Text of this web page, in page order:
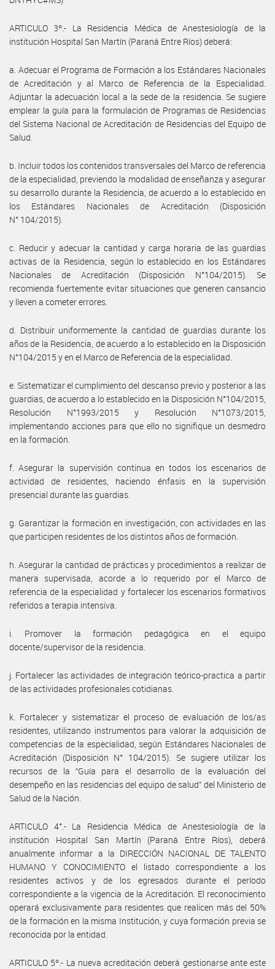
ARTICULO 3º.- La Residencia Médica de Anestesiología de la
institución Hospital San Martín (Paraná Entre Ríos) deberá:
a. Adecuar el Programa de Formación a los Estándares Nacionales
de Acreditación y al Marco de Referencia de la Especialidad.
Adjuntar la adecuación local a la sede de la residencia. Se sugiere
emplear la guía para la formulación de Programas de Residencias
del Sistema Nacional de Acreditación de Residencias del Equipo de
Salud.
b. Incluir todos los contenidos transversales del Marco de referencia
de la especialidad, previendo la modalidad de enseñanza y asegurar
su desarrollo durante la Residencia, de acuerdo a lo establecido en
los Estándares Nacionales de Acreditación (Disposición
N° 104/2015).
c. Reducir y adecuar la cantidad y carga horaria de las guardias
activas de la Residencia, según lo establecido en los Estándares
Nacionales de Acreditación (Disposición N°104/2015). Se
recomienda fuertemente evitar situaciones que generen cansancio
y lleven a cometer errores.
d. Distribuir uniformemente la cantidad de guardias durante los
años de la Residencia, de acuerdo a lo establecido en la Disposición
N°104/2015 y en el Marco de Referencia de la especialidad.
e. Sistematizar el cumplimiento del descanso previo y posterior a las
guardias, de acuerdo a lo establecido en la Disposición N°104/2015,
Resolución N°1993/2015 y Resolución N°1073/2015,
implementando acciones para que ello no signifique un desmedro
en la formación.
f. Asegurar la supervisión continua en todos los escenarios de
actividad de residentes, haciendo énfasis en la supervisión
presencial durante las guardias.
g. Garantizar la formación en investigación, con actividades en las
que participen residentes de los distintos años de formación.
h. Asegurar la cantidad de prácticas y procedimientos a realizar de
manera supervisada, acorde a lo requerido por el Marco de
referencia de la especialidad y fortalecer los escenarios formativos
referidos a terapia intensiva.
i. Promover la formación pedagógica en el equipo
docente/supervisor de la residencia.
j. Fortalecer las actividades de integración teórico-practica a partir
de las actividades profesionales cotidianas.
k. Fortalecer y sistematizar el proceso de evaluación de los/as
residentes, utilizando instrumentos para valorar la adquisición de
competencias de la especialidad, según Estándares Nacionales de
Acreditación (Disposición N° 104/2015). Se sugiere utilizar los
recursos de la “Guía para el desarrollo de la evaluación del
desempeño en las residencias del equipo de salud” del Ministerio de
Salud de la Nación.
ARTICULO 4°.- La Residencia Médica de Anestesiología de la
institución Hospital San Martín (Paraná Entre Ríos), deberá
anualmente informar a la DIRECCIÓN NACIONAL DE TALENTO
HUMANO Y CONOCIMIENTO el listado correspondiente a los
residentes activos y de los egresados durante el período
correspondiente a la vigencia de la Acreditación. El reconocimiento
operará exclusivamente para residentes que realicen más del 50%
de la formación en la misma Institución, y cuya formación previa se
reconocida por la entidad.
ARTICULO 5º.- La nueva acreditación deberá gestionarse ante este